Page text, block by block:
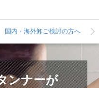
国内・海外卸ご検討の方へ
ンナーが